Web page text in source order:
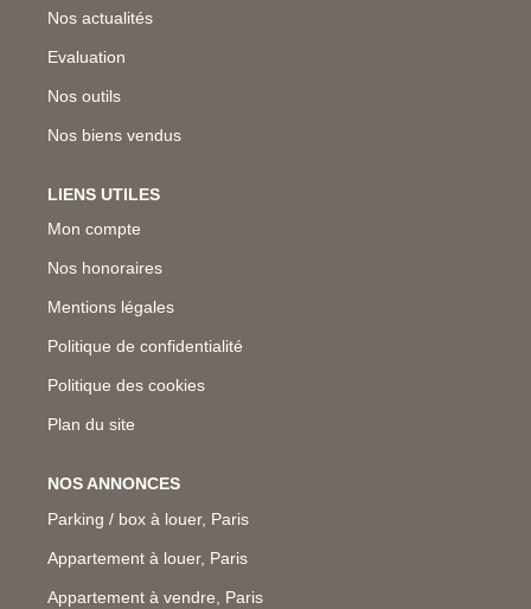
Nos actualités
Evaluation
Nos outils
Nos biens vendus
LIENS UTILES
Mon compte
Nos honoraires
Mentions légales
Politique de confidentialité
Politique des cookies
Plan du site
NOS ANNONCES
Parking / box à louer, Paris
Appartement à louer, Paris
Appartement à vendre, Paris